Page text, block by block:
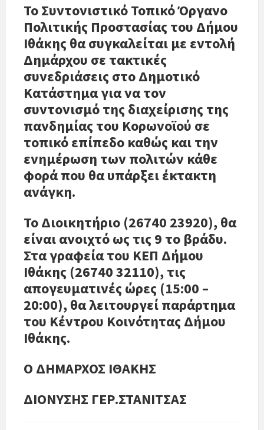
Το Συντονιστικό Τοπικό Όργανο
Πολιτικής Προστασίας του Δήμου
Ιθάκης θα συγκαλείται με εντολή
Δημάρχου σε τακτικές
συνεδριάσεις στο Δημοτικό
Κατάστημα για να τον
συντονισμό της διαχείρισης της
πανδημίας του Κορωνοϊού σε
τοπικό επίπεδο καθώς και την
ενημέρωση των πολιτών κάθε
φορά που θα υπάρξει έκτακτη
ανάγκη.
Το Διοικητήριο (26740 23920), θα
είναι ανοιχτό ως τις 9 το βράδυ.
Στα γραφεία του ΚΕΠ Δήμου
Ιθάκης (26740 32110), τις
απογευματινές ώρες (15:00 –
20:00), θα λειτουργεί παράρτημα
του Κέντρου Κοινότητας Δήμου
Ιθάκης.
Ο ΔΗΜΑΡΧΟΣ ΙΘΑΚΗΣ
ΔΙΟΝΥΣΗΣ ΓΕΡ.ΣΤΑΝΙΤΣΑΣ